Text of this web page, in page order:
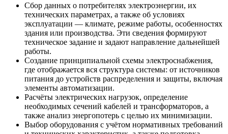
Сбор данных о потребителях электроэнергии, их
технических параметрах, а также об условиях
эксплуатации — климате, режиме работы, особенностях
здания или производства. Эти сведения формируют
техническое задание и задают направление дальнейшей
работы.
Создание принципиальной схемы электроснабжения,
где отображается вся структура системы: от источников
питания до устройств распределения и защиты, включая
элементы автоматизации.
Расчёты электрических нагрузок, определение
необходимых сечений кабелей и трансформаторов, а
также анализ энергопотерь с целью их минимизации.
Выбор оборудования с учётом нормативных требований